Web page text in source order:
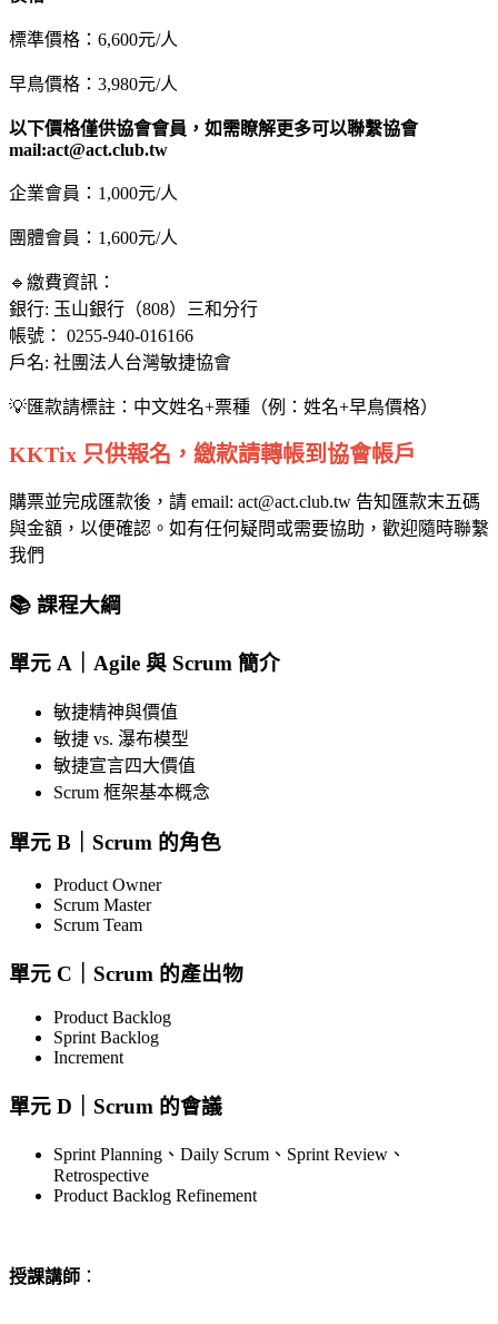
標準價格：6,600元/人
早鳥價格：3,980元/人
以下價格僅供協會會員，如需瞭解更多可以聯繫協會
mail:act@act.club.tw
企業會員：1,000元/人
團體會員：1,600元/人
🔹繳費資訊：
銀行: 玉山銀行（808）三和分行
帳號： 0255-940-016166
戶名: 社團法人台灣敏捷協會
💡匯款請標註：中文姓名+票種（例：姓名+早鳥價格）
KKTix 只供報名，繳款請轉帳到協會帳戶
購票並完成匯款後，請 email: act@act.club.tw 告知匯款末五碼
與金額，以便確認。如有任何疑問或需要協助，歡迎隨時聯繫
我們
📚 課程大綱
單元 A｜Agile 與 Scrum 簡介
敏捷精神與價值
敏捷 vs. 瀑布模型
敏捷宣言四大價值
Scrum 框架基本概念
單元 B｜Scrum 的角色
Product Owner
Scrum Master
Scrum Team
單元 C｜Scrum 的產出物
Product Backlog
Sprint Backlog
Increment
單元 D｜Scrum 的會議
Sprint Planning、Daily Scrum、Sprint Review、
Retrospective
Product Backlog Refinement
授課講師 ：